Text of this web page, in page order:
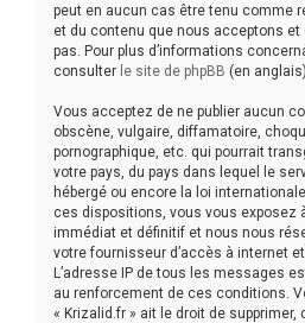
peut en aucun cas être tenu comme
et du contenu que nous acceptons et
pas. Pour plus d’informations
consulter le site de phpBB (en anglais).
Vous acceptez de ne publier aucun
obscène, vulgaire, diffamatoire,
pornographique, etc. qui pourrait
votre pays, du pays dans lequel le
hébergé ou encore la loi
ces dispositions, vous vous exposez
immédiat et définitif et nous nous
votre fournisseur d’accès à internet
L’adresse IP de tous les messages
au renforcement de ces conditions.
« Krizalid.fr » ait le droit de supprimer,